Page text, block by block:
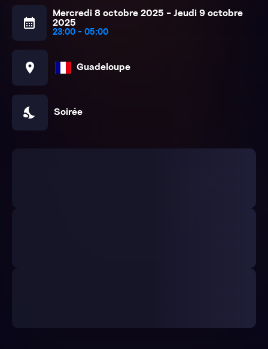
calendar_month
Mercredi 8 octobre 2025 - Jeudi 9 octobre
2025
23:00 - 05:00
location_on Guadeloupe
nights_stay Soirée